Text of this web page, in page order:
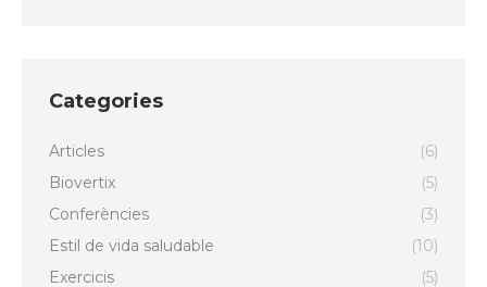
Categories
Articles
(6)
Biovertix
(5)
Conferències
(3)
Estil de vida saludable
(10)
Exercicis
(5)